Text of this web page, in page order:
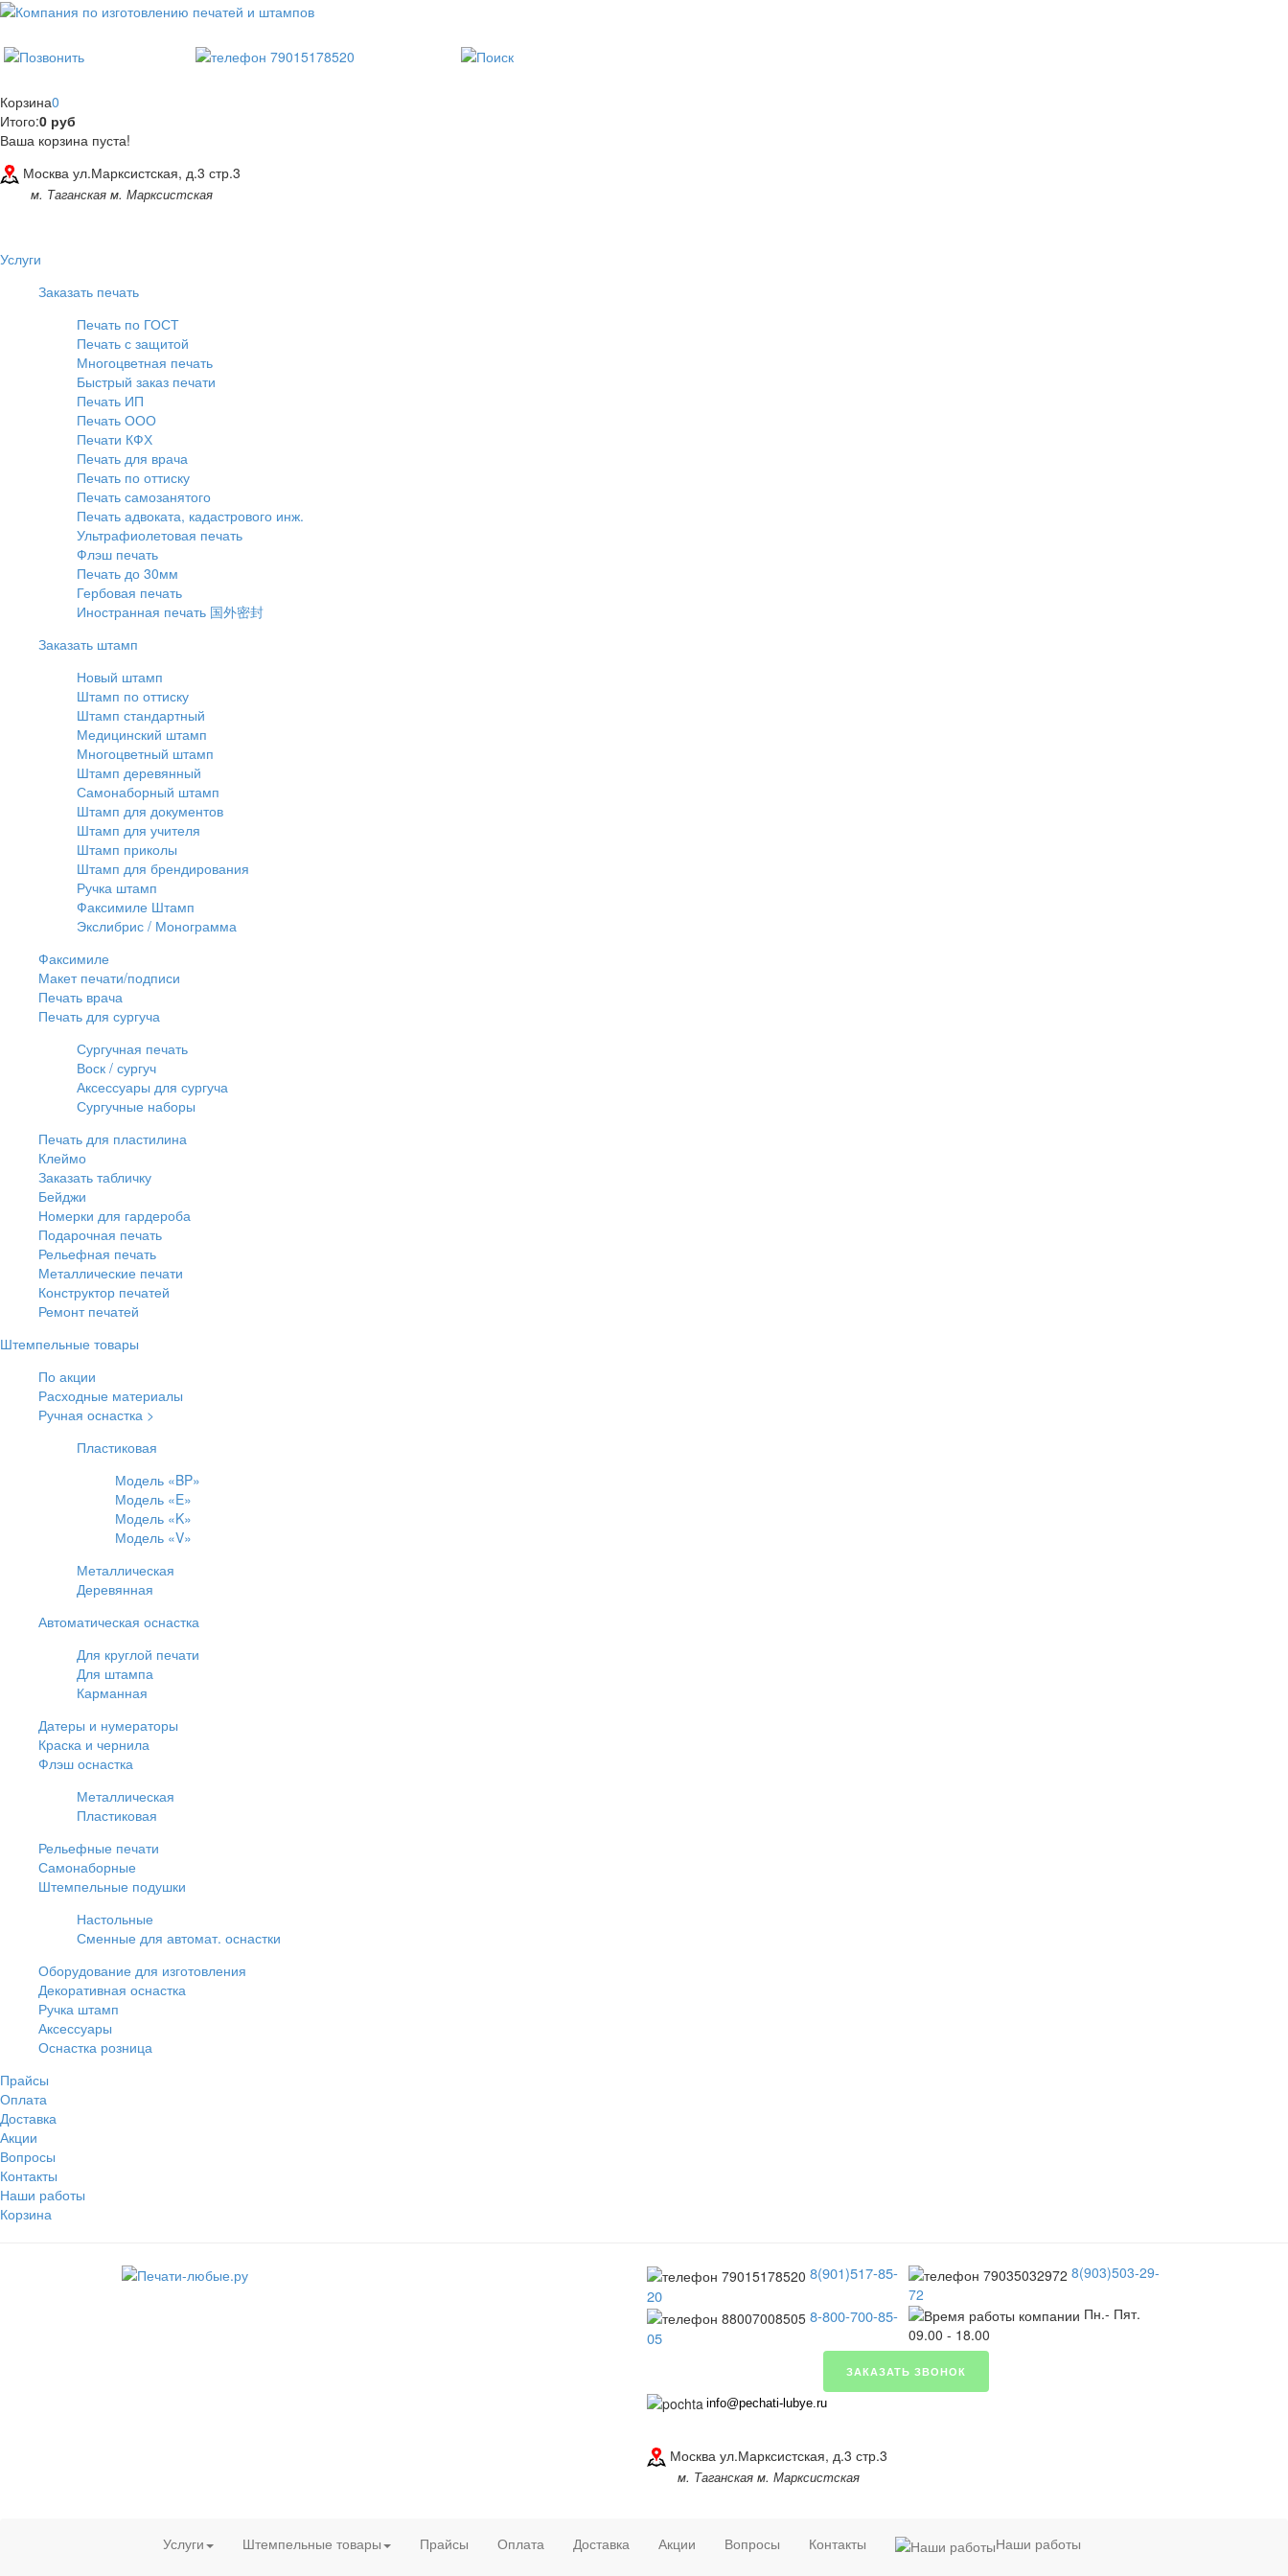
Корзина0
Итого:0 руб
Ваша корзина пуста!
Москва ул.Марксистская, д.3 стр.3
м. Таганская м. Марксистская
Услуги
Заказать печать
Печать по ГОСТ
Печать с защитой
Многоцветная печать
Быстрый заказ печати
Печать ИП
Печать ООО
Печати КФХ
Печать для врача
Печать по оттиску
Печать самозанятого
Печать адвоката, кадастрового инж.
Ультрафиолетовая печать
Флэш печать
Печать до 30мм
Гербовая печать
Иностранная печать 国外密封
Заказать штамп
Новый штамп
Штамп по оттиску
Штамп стандартный
Медицинский штамп
Многоцветный штамп
Штамп деревянный
Самонаборный штамп
Штамп для документов
Штамп для учителя
Штамп приколы
Штамп для брендирования
Ручка штамп
Факсимиле Штамп
Экслибрис / Монограмма
Факсимиле
Макет печати/подписи
Печать врача
Печать для сургуча
Сургучная печать
Воск / сургуч
Аксессуары для сургуча
Сургучные наборы
Печать для пластилина
Клеймо
Заказать табличку
Бейджи
Номерки для гардероба
Подарочная печать
Рельефная печать
Металлические печати
Конструктор печатей
Ремонт печатей
Штемпельные товары
По акции
Расходные материалы
Ручная оснастка >
Пластиковая
Модель «BP»
Модель «E»
Модель «K»
Модель «V»
Металлическая
Деревянная
Автоматическая оснастка
Для круглой печати
Для штампа
Карманная
Датеры и нумераторы
Краска и чернила
Флэш оснастка
Металлическая
Пластиковая
Рельефные печати
Самонаборные
Штемпельные подушки
Настольные
Сменные для автомат. оснастки
Оборудование для изготовления
Декоративная оснастка
Ручка штамп
Аксессуары
Оснастка розница
Прайсы
Оплата
Доставка
Акции
Вопросы
Контакты
Наши работы
Корзина
8(901)517-85-
20
8-800-700-85-
05
8(903)503-29-
72
Пн.- Пят.
09.00 - 18.00
ЗАКАЗАТЬ ЗВОНОК
info@pechati-lubye.ru
Москва ул.Марксистская, д.3 стр.3
м. Таганская м. Марксистская
Услуги Штемпельные товары Прайсы Оплата Доставка Акции Вопросы Контакты Наши работы